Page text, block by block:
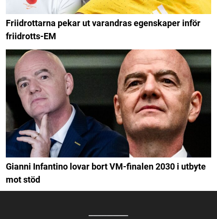
Friidrottarna pekar ut varandras egenskaper inför
friidrotts-EM
Gianni Infantino lovar bort VM-finalen 2030 i utbyte
mot stöd